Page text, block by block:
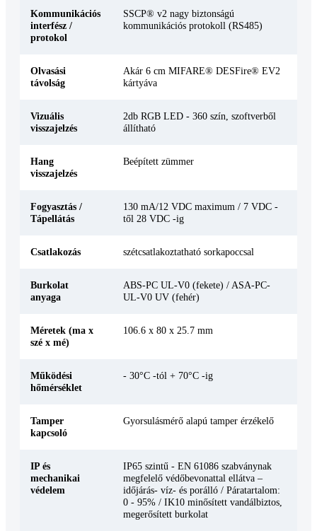
Kommunikációs
interfész /
protokol
SSCP® v2 nagy biztonságú
kommunikációs protokoll (RS485)
Olvasási
távolság
Akár 6 cm MIFARE® DESFire® EV2
kártyáva
Vizuális
visszajelzés
2db RGB LED - 360 szín, szoftverből
állítható
Hang
visszajelzés
Beépített zümmer
Fogyasztás /
Tápellátás
130 mA/12 VDC maximum / 7 VDC -
től 28 VDC -ig
Csatlakozás szétcsatlakoztatható sorkapoccsal
Burkolat
anyaga
ABS-PC UL-V0 (fekete) / ASA-PC-
UL-V0 UV (fehér)
Méretek (ma x
szé x mé)
106.6 x 80 x 25.7 mm
Működési
hőmérséklet
- 30°C -tól + 70°C -ig
Tamper
kapcsoló
Gyorsulásmérő alapú tamper érzékelő
IP és
mechanikai
védelem
IP65 szintű - EN 61086 szabványnak
megfelelő védőbevonattal ellátva –
időjárás- víz- és porálló / Páratartalom:
0 - 95% / IK10 minősített vandálbiztos,
megerősített burkolat